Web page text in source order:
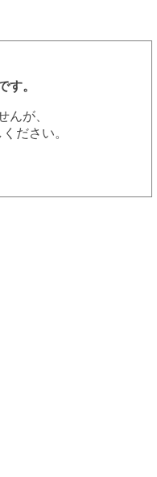
す。
んが、
ださい。